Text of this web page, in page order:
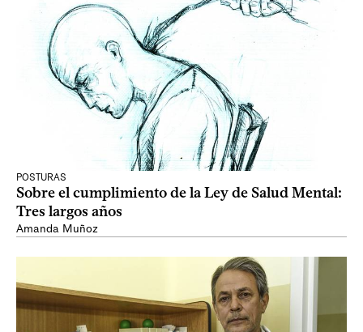
POSTURAS
Sobre el cumplimiento de la Ley de Salud Mental:
Tres largos años
Amanda Muñoz